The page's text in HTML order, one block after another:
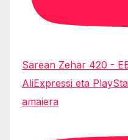
Sarean Zehar 420 -
AliExpressi eta
amaiera